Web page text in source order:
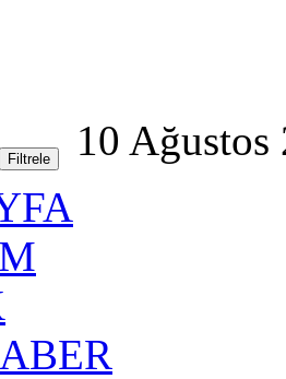
10 Ağustos